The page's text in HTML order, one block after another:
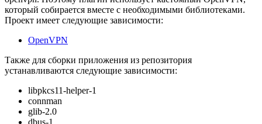
который собирается вместе с необходимыми библиотеками.
Проект имеет следующие зависимости:
OpenVPN
Также для сборки приложения из репозитория
устанавливаются следующие зависимости:
libpkcs11-helper-1
connman
glib-2.0